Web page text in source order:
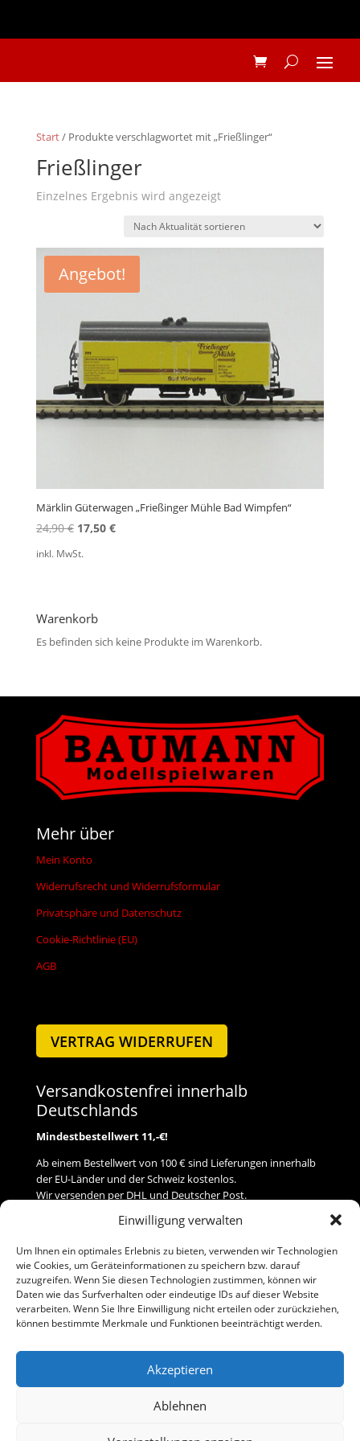
Einwilligung verwalten
Um Ihnen ein optimales Erlebnis zu bieten, verwenden wir Technologien
wie Cookies, um Geräteinformationen zu speichern bzw. darauf
zuzugreifen. Wenn Sie diesen Technologien zustimmen, können wir
Daten wie das Surfverhalten oder eindeutige IDs auf dieser Website
verarbeiten. Wenn Sie Ihre Einwilligung nicht erteilen oder zurückziehen,
können bestimmte Merkmale und Funktionen beeinträchtigt werden.
Akzeptieren
Ablehnen
Start/ Produkte verschlagwortet mit „Frießlinger“
Frießlinger
Einzelnes Ergebnis wird angezeigt
Angebot!
Märklin Güterwagen „Frießinger Mühle Bad Wimpfen“
24,90€ Ursprünglicher
17,50 €Aktueller
inkl. MwSt.
Warenkorb
Es befinden sich keine Produkte im Warenkorb.
Mehr über
Mein Konto
Widerrufsrecht und Widerrufsformular
Privatsphäre und Datenschutz
Cookie-Richtlinie (EU)
AGB
VERTRAG WIDERRUFEN
Versandkostenfrei innerhalb
Deutschlands
Mindestbestellwert 11,-€!
Ab einem Bestellwert von 100 € sind Lieferungen innerhalb
der EU-Länder und der Schweiz kostenlos.
Wir versenden per DHL und Deutscher Post.
Versand
Zahlung
Baumann Modellspielwaren
Telefon (0 91 61) 33 84